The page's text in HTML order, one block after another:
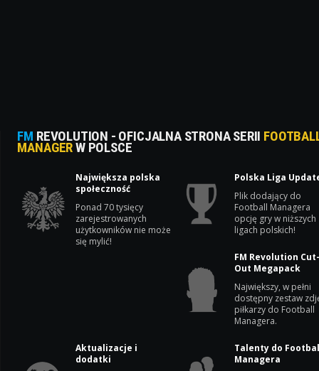
FM REVOLUTION - OFICJALNA STRONA SERII
MANAGERW POLSCE
Największa polska
społeczność
Ponad 70 tysięcy
zarejestrowanych
użytkowników nie może
się mylić!
Polska Liga
Plik dodający do
Football Managera
opcję gry w niższych
ligach polskich!
FM Revolution
Out Megapack
Największy, w pełni
dostępny zestaw
piłkarzy do Football
Managera.
Aktualizacje i
dodatki
Talenty do
Managera